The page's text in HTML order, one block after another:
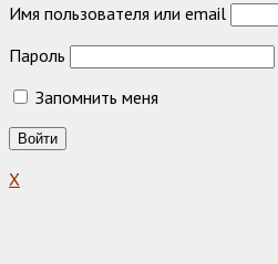
Имя пользователя или email
Пароль
Запомнить меня
X